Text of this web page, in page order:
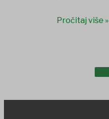
Pročitaj više »